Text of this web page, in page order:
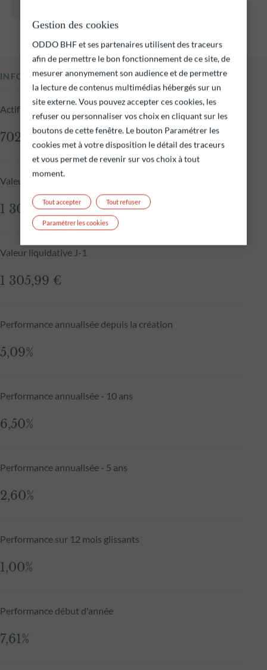
INFORMATIONS CLÉS
Actif net du fonds au 06.08.2026
702,67 M€
Valeur liquidative au 06.08.2026
1 307,80 €
Valeur liquidative J-1
1 305,99 €
Performance annualisée depuis la création
5,09%
Performance annualisée - 10 ans
6,50%
Performance annualisée - 5 ans
2,60%
Performance sur 12 mois glissants
1,00%
Performance début d'année
7,61%
Gestion des cookies
ODDO BHF et ses partenaires utilisent des traceurs
afin de permettre le bon fonctionnement de ce site, de
mesurer anonymement son audience et de permettre
la lecture de contenus multimédias hébergés sur un
site externe. Vous pouvez accepter ces cookies, les
refuser ou personnaliser vos choix en cliquant sur les
boutons de cette fenêtre. Le bouton Paramétrer les
cookies met à votre disposition le détail des traceurs
et vous permet de revenir sur vos choix à tout
moment.
Tout refuser
Tout accepter
Paramétrer les cookies